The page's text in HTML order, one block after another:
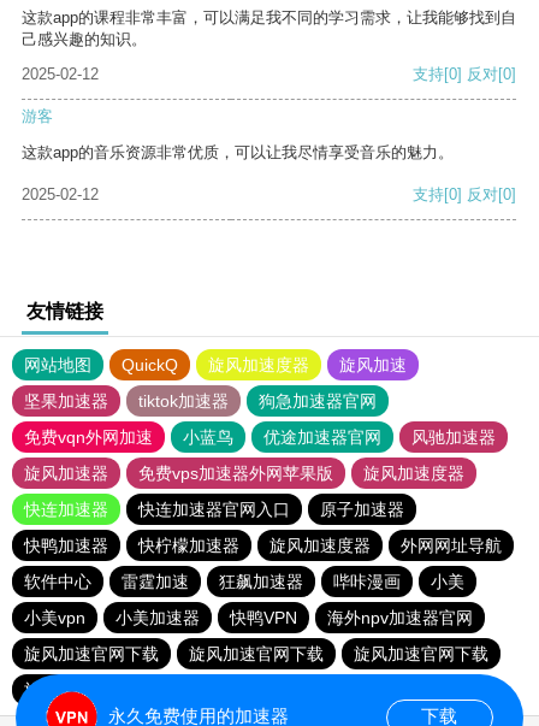
这款app的课程非常丰富，可以满足我不同的学习需求，让我能够找到自
己感兴趣的知识。
2025-02-12
支持[0] 反对[0]
游客
这款app的音乐资源非常优质，可以让我尽情享受音乐的魅力。
2025-02-12 支持[0] 反对[0]
友情链接
网站地图 QuickQ 旋风加速度器
旋风加速
坚果加速器
tiktok加速器
狗急加速器官网
免费vqn外网加速
小蓝鸟 优途加速器官网
风驰加速器
旋风加速器
免费vps加速器外网苹果版
旋风加速度器
快连加速器
快连加速器官网入口
原子加速器
快鸭加速器
快柠檬加速器 旋风加速度器
外网网址导航
软件中心
雷霆加速 狂飙加速器 哔咔漫画
小美
小美vpn
小美加速器 快鸭VPN
海外npv加速器官网
旋风加速官网下载
旋风加速官网下载
旋风加速官网下载
旋风加速官网下载
永久免费使用的加速器 下载